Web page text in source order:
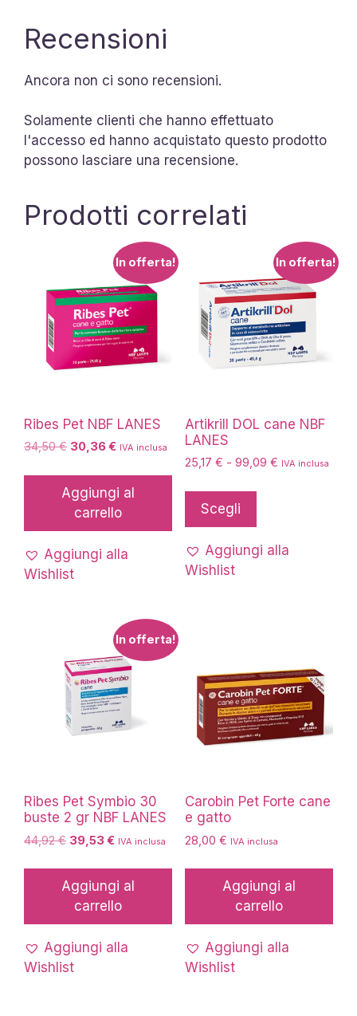
Recensioni
Ancora non ci sono recensioni.
Solamente clienti che hanno effettuato
l'accesso ed hanno acquistato questo prodotto
possono lasciare una recensione.
Prodotti correlati
In offerta!
Ribes Pet NBF LANES
34,50€ Il
originale
era:
34,50 €.
30,36€Il
attuale
è:
30,36 €.
IVA inclusa
Aggiungi al
carrello
Aggiungi alla
Wishlist
In offerta!
Artikrill DOL cane NBF
LANES
25,17 € - 99,09 €Fascia
a
IVA inclusa
Scegli
ha
più
scelte
nella
pagina
del
prodotto
Aggiungi alla
Wishlist
In offerta!
Ribes Pet Symbio 30
buste 2 gr NBF LANES
44,92€ Il
originale
era:
44,92 €.
39,53€Il
attuale
è:
39,53 €.
IVA inclusa
Aggiungi al
carrello
Aggiungi alla
Wishlist
Carobin Pet Forte cane
e gatto
28,00 € IVA inclusa
Aggiungi al
carrello
Aggiungi alla
Wishlist